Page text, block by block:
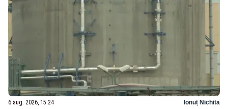
6 aug. 2026, 15:24 Ionuț Nichita